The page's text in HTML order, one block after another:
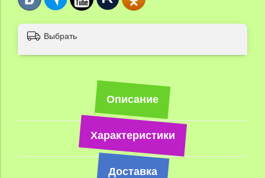
Выбрать
Описание
Характеристики
Доставка